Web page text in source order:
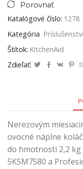
Porovnať
Katalógové číslo: 1278
Kategória
Štítok: KitchenAid
Zdieľať:
Nerezovým
ovocné náplne
do hmotnosti 2,2
5KSM7580 a